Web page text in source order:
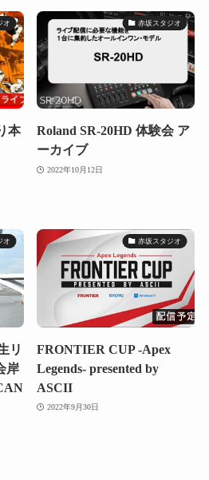
オ
本
赤坂スタジオ
Roland SR-20HD 体験会 ア
ーカイブ
2022年10月12日
オ
リ
岸
赤坂スタジオ
FRONTIER CUP -Apex
Legends- presented by
ASCII
2022年9月30日